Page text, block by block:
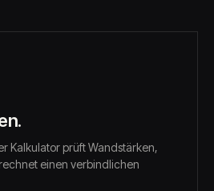
Kalkulator prüft Wandstärken,
einen verbindlichen